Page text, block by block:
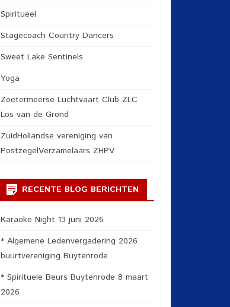
Spiritueel
Stagecoach Country Dancers
Sweet Lake Sentinels
Yoga
Zoetermeerse Luchtvaart Club ZLC
Los van de Grond
ZuidHollandse vereniging van
PostzegelVerzamelaars ZHPV
RECENTE BLOG BERICHTEN
Karaoke Night 13 juni 2026
* Algemene Ledenvergadering 2026
buurtvereniging Buytenrode
* Spirituele Beurs Buytenrode 8 maart
2026